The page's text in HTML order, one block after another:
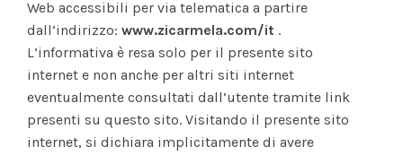
Web accessibili per via telematica a partire
dall’indirizzo: www.zicarmela.com/it .
L’informativa è resa solo per il presente sito
internet e non anche per altri siti internet
eventualmente consultati dall’utente tramite link
presenti su questo sito. Visitando il presente sito
internet, si dichiara implicitamente di avere